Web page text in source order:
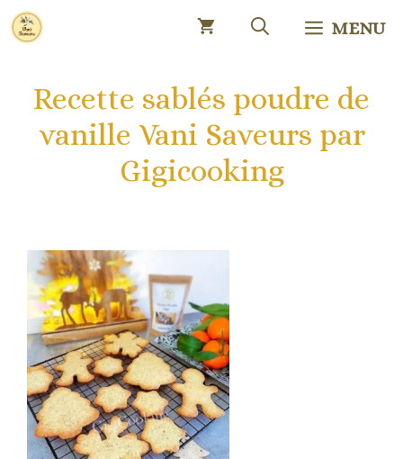
Aller
au
MENU
Recette sablés poudre de
vanille Vani Saveurs par
Gigicooking